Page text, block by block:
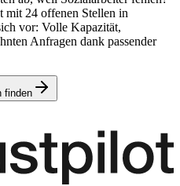
24 offenen Stellen in
vor: Volle Kapazität,
Anfragen dank passender
finden